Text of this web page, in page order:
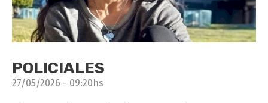
POLICIALES
27/05/2026 - 09:20hs